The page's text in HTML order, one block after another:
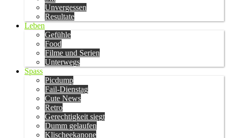
Unvergessen
Resultate
Leben
Gefühle
Food
Filme und Serien
Unterwegs
Spass
Picdump
Fail-Dienstag
Cute News
Retro
Gerechtigkeit siegt
Dumm gelaufen
Klischeekanone